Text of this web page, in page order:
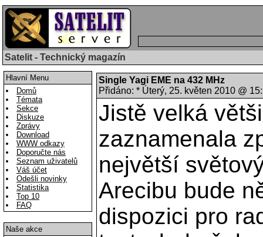
Satelit - Technický magazín
Hlavní Menu
Domů
Témata
Sekce
Diskuze
Zprávy
Download
WWW odkazy
Doporučte nás
Seznam uživatelů
Váš účet
Odešli novinky
Statistika
Top 10
FAQ
Naše akce
Single Yagi EME na 432 MHz
Přidáno: * Úterý, 25. květen 2010 @
Jistě velká většina z Vás
o tom, že největší světový
Arecibu bude několik dnů
radioamatérské testy.
možném termínu jsem byl
kilometrů od Portorika a
spíš na tropo, tak druhé